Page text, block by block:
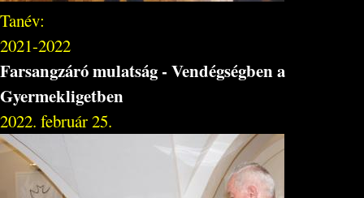
Tanév:
2021-2022
Farsangzáró mulatság - Vendégségben a
Gyermekligetben
2022. február 25.